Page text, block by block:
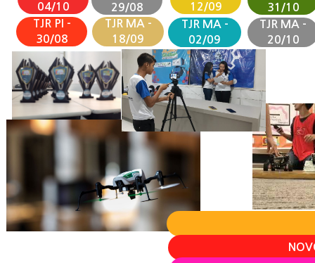
04/10
TJR PI -
30/08
TJR MA -
18/09
TJR MA -
02/09
TJR MA -
20/10
29/08
12/09
31/10